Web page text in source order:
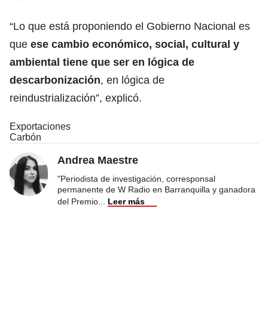
“Lo que está proponiendo el Gobierno Nacional es
que ese cambio económico, social, cultural y
ambiental tiene que ser en lógica de
descarbonización, en lógica de
reindustrialización”, explicó.
Exportaciones
Carbón
Andrea Maestre
"Periodista de investigación, corresponsal
permanente de W Radio en Barranquilla y ganadora
del Premio
Leer más